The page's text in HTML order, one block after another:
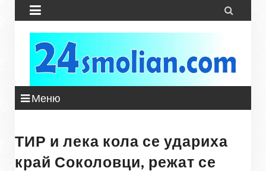
 
Меню
ТИР и лека кола се удариха
край Соколовци, режат се